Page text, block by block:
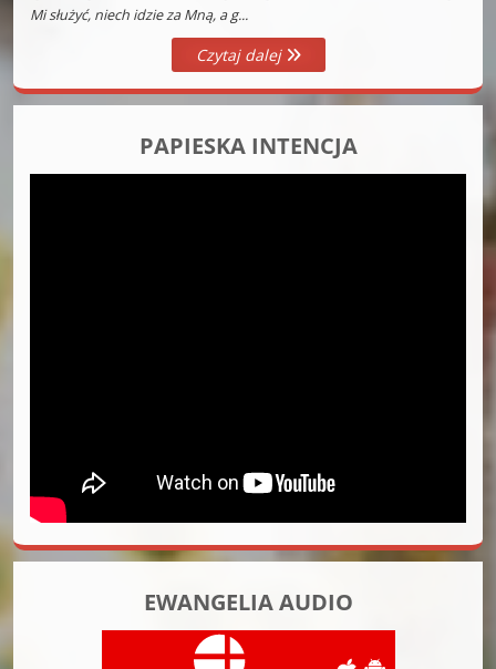
Mi służyć, niech idzie za Mną, a g...
Czytaj dalej
PAPIESKA INTENCJA
EWANGELIA AUDIO